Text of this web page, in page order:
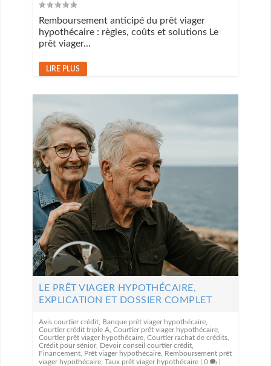
Remboursement anticipé du prêt viager
hypothécaire : règles, coûts et solutions Le
prêt viager...
LIRE PLUS
LE PRÊT VIAGER HYPOTHÉCAIRE,
EXPLICATION ET DOSSIER COMPLET
Avis courtier crédit Banque prêt viager hypothécaire
Courtier crédit triple A ,Courtier prêt viager hypothécaire
Courtier prêt viager hypothécaire ,Courtier rachat de crédits
Crédit pour sénior Devoir conseil courtier crédit
Financement Prêt viager hypothécaire Remboursement prêt
viager hypothécaire ,Taux prêt viager hypothécaire |0